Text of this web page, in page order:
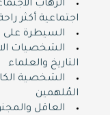
الرهاب
اجتماعية أكثر
السيطرة على
الشخصيات
التاريخ والعلماء
الشخصية
المُلهمين
العاقل